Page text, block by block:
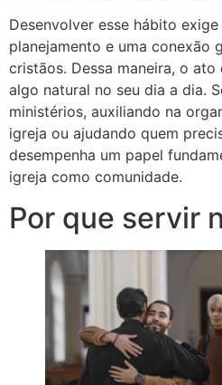
Desenvolver esse hábito
planejamento e uma conexão
cristãos. Dessa maneira, o
algo natural no seu dia a dia.
ministérios, auxiliando na
igreja ou ajudando quem
desempenha um papel
igreja como comunidade.
Por que servir